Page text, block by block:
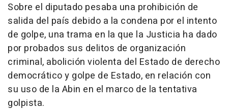
Sobre el diputado pesaba una prohibición de
salida del país debido a la condena por el intento
de golpe, una trama en la que la Justicia ha dado
por probados sus delitos de organización
criminal, abolición violenta del Estado de derecho
democrático y golpe de Estado, en relación con
su uso de la Abin en el marco de la tentativa
golpista.